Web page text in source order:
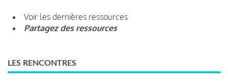
Voir les dernières ressources
Partagez des ressources
LES RENCONTRES